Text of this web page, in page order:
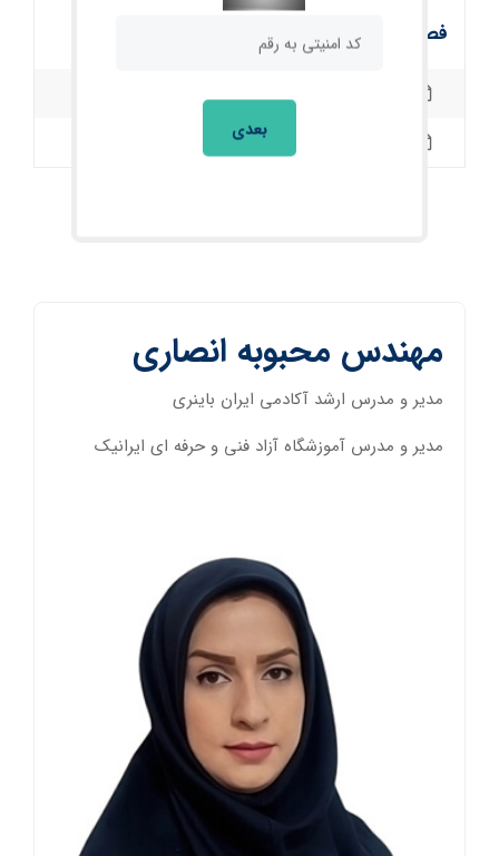
فصل دوم
مهندس محبوبه انصاری
مدیر و مدرس ارشد آکادمی ایران باینری
مدیر و مدرس آموزشگاه آزاد فنی و حرفه ای ایرانیک
بعدی